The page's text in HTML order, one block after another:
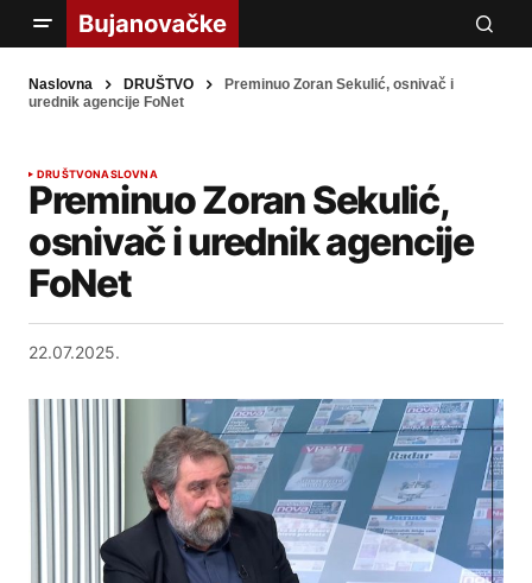
Naslovna DRUŠTVO
Preminuo Zoran Sekulić, osnivač i
urednik agencije FoNet
DRUŠTVONASLOVNA
Preminuo Zoran Sekulić,
osnivač i urednik agencije
FoNet
22.07.2025.